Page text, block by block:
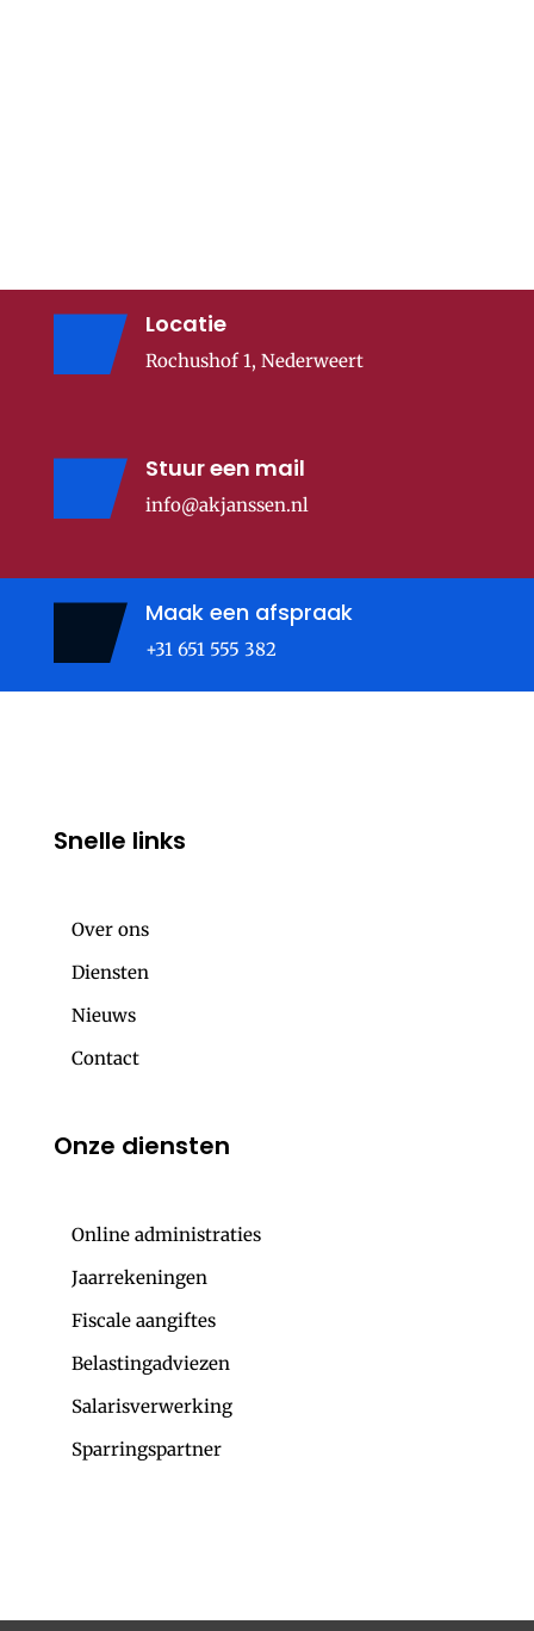
Locatie
Rochushof 1, Nederweert
Stuur een mail
info@akjanssen.nl
Maak een afspraak
+31 651 555 382
Snelle links
Over ons
Diensten
Nieuws
Contact
Onze diensten
Online administraties
Jaarrekeningen
Fiscale aangiftes
Belastingadviezen
Salarisverwerking
Sparringspartner